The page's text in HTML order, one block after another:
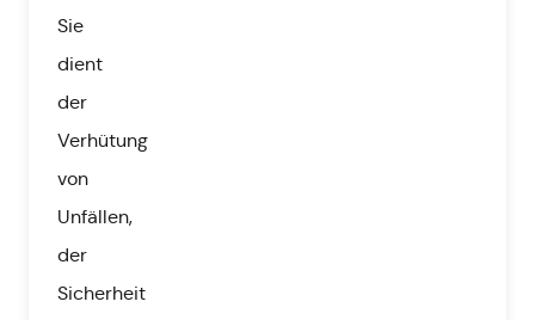
Sie
dient
der
Verhütung
von
Unfällen,
der
Sicherheit